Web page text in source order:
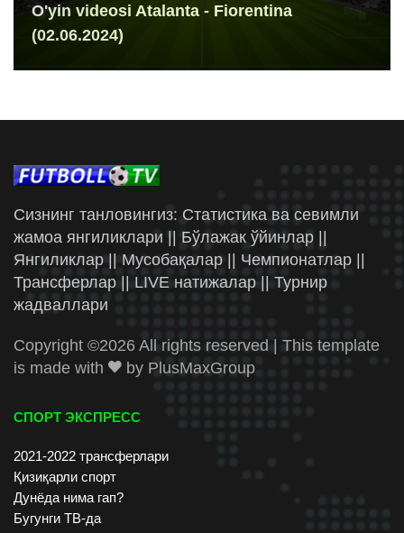
O'yin videosi Atalanta - Fiorentina
(02.06.2024)
Сизнинг танловингиз: Статистика ва севимли
жамоа янгиликлари || Бўлажак ўйинлар ||
Янгиликлар || Мусобақалар || Чемпионатлар ||
Трансферлар || LIVE натижалар || Турнир
жадваллари
Copyright ©2026 All rights reserved | This template
is made with
by PlusMaxGroup
СПОРТ ЭКСПРЕСС
2021-2022 трансферлари
Қизиқарли спорт
Дунёда нима гап?
Бугунги ТВ-да